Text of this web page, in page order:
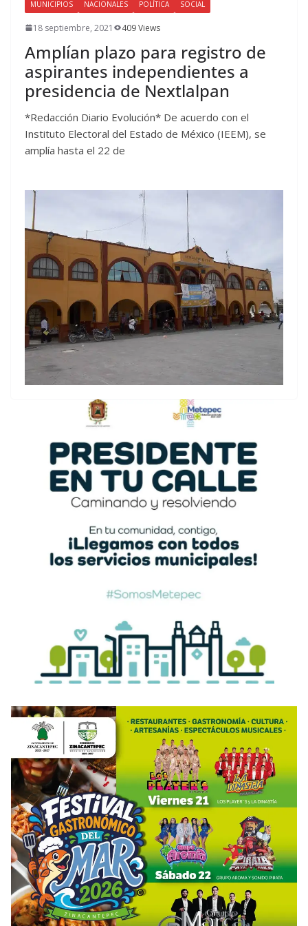
MUNICIPIOS NACIONALES POLÍTICA SOCIAL
18 septiembre, 2021 409 Views
Amplían plazo para registro de
aspirantes independientes a
presidencia de Nextlalpan
*Redacción Diario Evolución* De acuerdo con el
Instituto Electoral del Estado de México (IEEM), se
amplía hasta el 22 de